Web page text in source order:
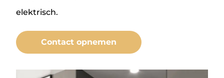
elektrisch.
Contact opnemen